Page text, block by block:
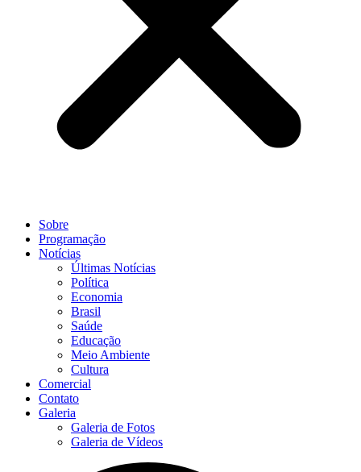
Sobre
Programação
Notícias
Últimas Notícias
Política
Economia
Brasil
Saúde
Educação
Meio Ambiente
Cultura
Comercial
Contato
Galeria
Galeria de Fotos
Galeria de Vídeos